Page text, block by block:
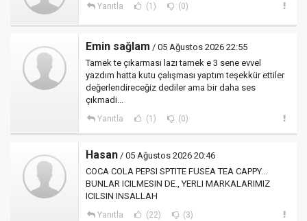
Yanıtla (1) (0)
Emin sağlam / 05 Ağustos 2026 22:55
Tamek te çıkarması lazı tamek e 3 sene evvel
yazdım hatta kutu çalışması yaptım teşekkür ettiler
değerlendireceğiz dediler ama bir daha ses
çıkmadi...
Yanıtla (1) (0)
Hasan / 05 Ağustos 2026 20:46
COCA COLA PEPSI SPTITE FUSEA TEA CAPPY...
BUNLAR ICILMESIN DE., YERLI MARKALARIMIZ
ICILSIN INSALLAH
Yanıtla (22) (3)